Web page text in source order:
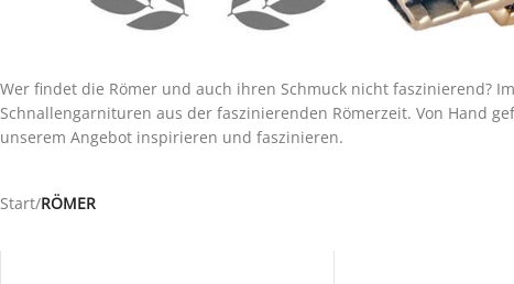
Wer findet die Römer und auch ihren Schmuck nicht faszinierend?
Schnallengarnituren aus der faszinierenden Römerzeit. Von Hand
unserem Angebot inspirieren und faszinieren.
Start/RÖMER